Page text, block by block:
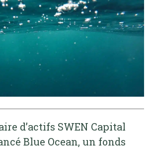
d’actifs SWEN Capital
Blue Ocean, un fonds